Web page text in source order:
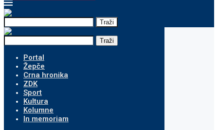
Traži
Traži
Portal
Žepče
Crna hronika
ZDK
Sport
Kultura
Kolumne
In memoriam